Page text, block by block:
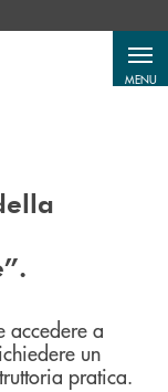
MENU
accedere a
un
pratica.